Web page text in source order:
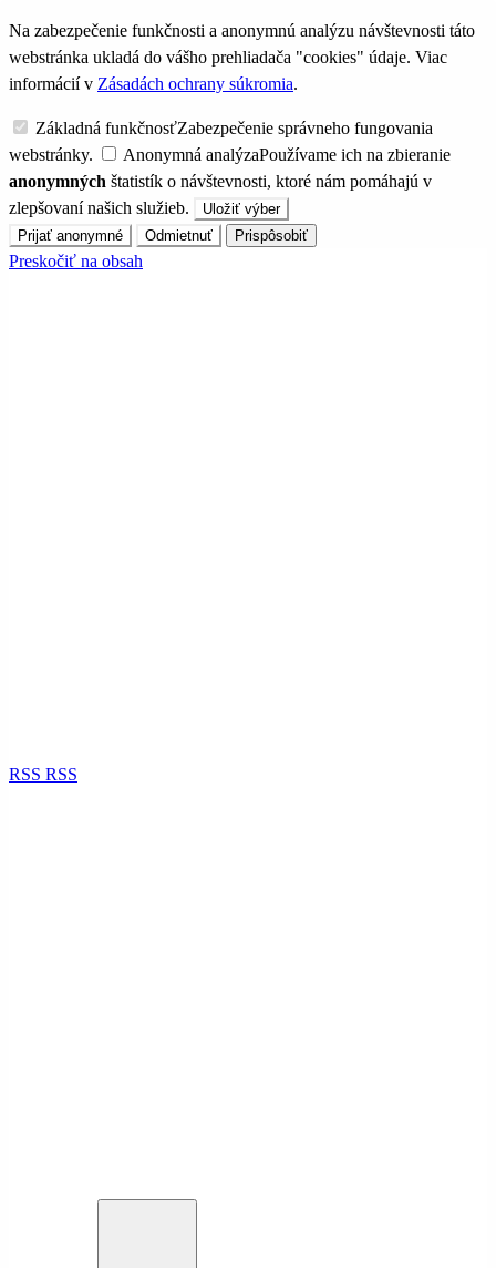
Na zabezpečenie funkčnosti a anonymnú analýzu návštevnosti táto
webstránka ukladá do vášho prehliadača "cookies" údaje. Viac
informácií v Zásadách ochrany súkromia.
Základná funkčnosťZabezpečenie správneho fungovania
webstránky.
Anonymná analýzaPoužívame ich na zbieranie
anonymných štatistík o návštevnosti, ktoré nám pomáhajú v
zlepšovaní našich služieb.
Uložiť výber
Prijať anonymné
Odmietnuť Prispôsobiť
Preskočiť na obsah
RSS RSS